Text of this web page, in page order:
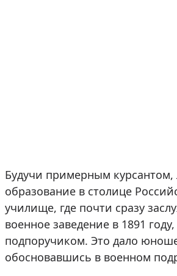
Будучи примерным
образование в столице
училище, где почти сразу
военное заведение в 1891
подпоручиком. Это дало
обосновавшись в военном